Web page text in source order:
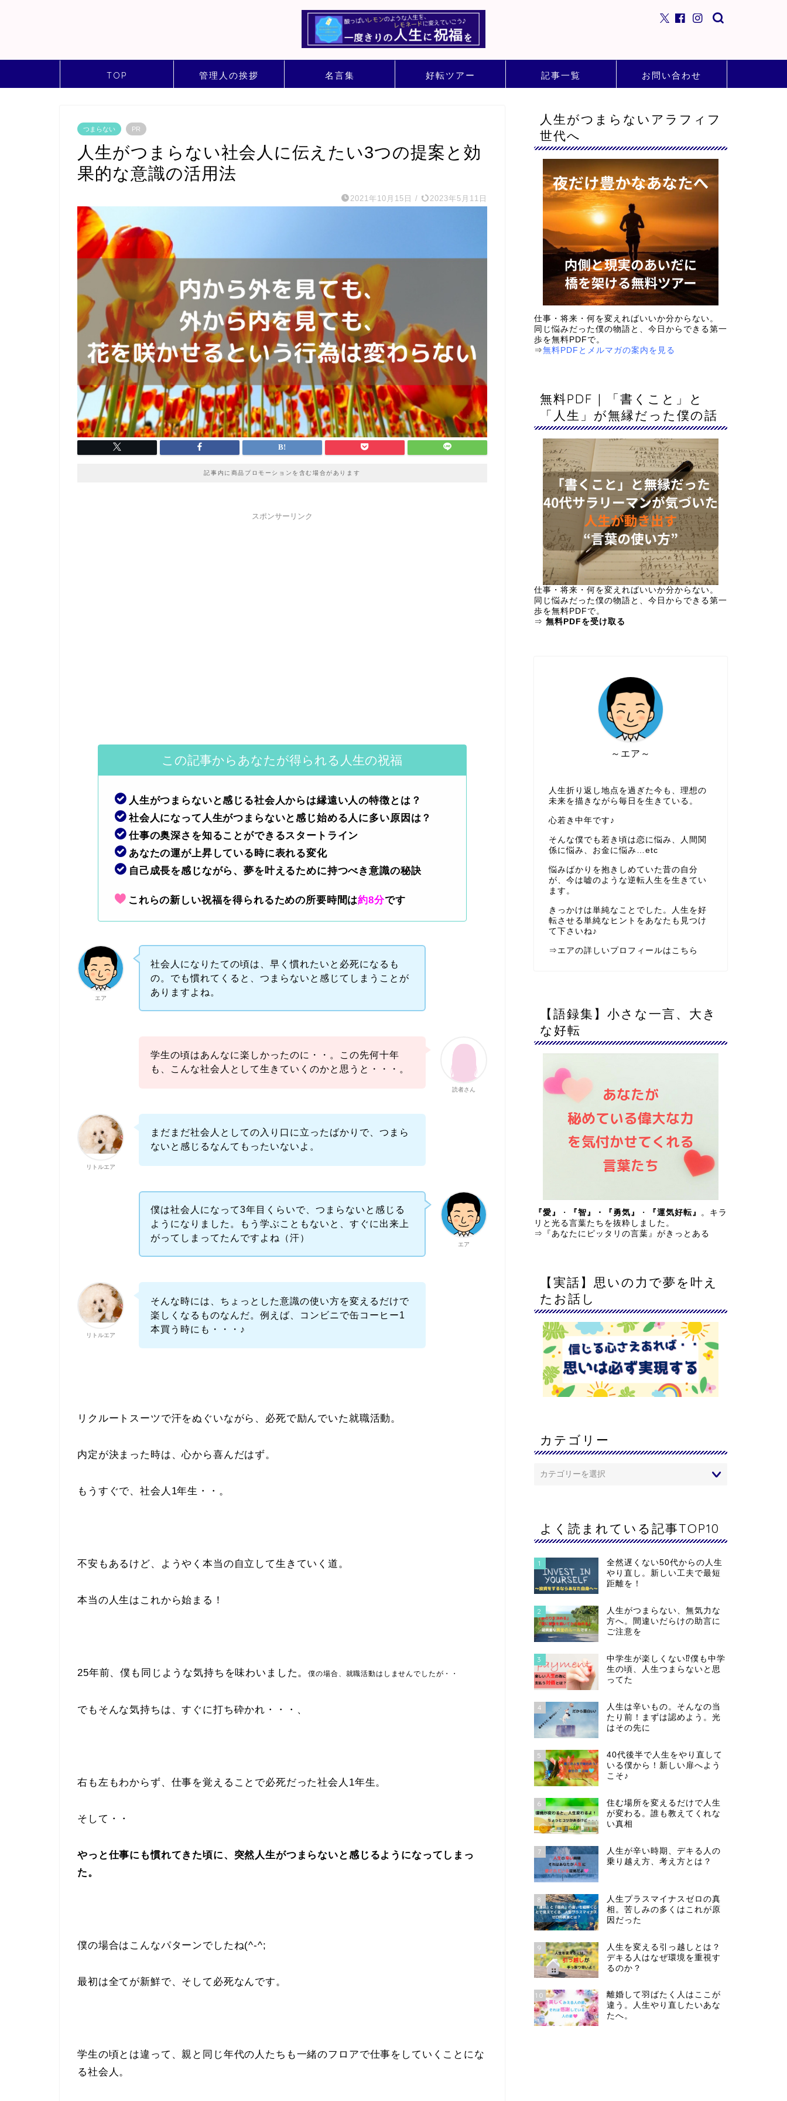
TOP 管理人の挨拶 名言集 好転ツアー 記事一覧 お問い合わせ
つまらない PR
人生がつまらない社会人に伝えたい3つの提案と効
果的な意識の活用法
2021年10月15日 / 2023年5月11日
記事内に商品プロモーションを含む場合があります
スポンサーリンク
この記事からあなたが得られる人生の祝福
人生がつまらないと感じる社会人からは縁遠い人の特徴とは？
社会人になって人生がつまらないと感じ始める人に多い原因は？
仕事の奥深さを知ることができるスタートライン
あなたの運が上昇している時に表れる変化
自己成長を感じながら、夢を叶えるために持つべき意識の秘訣
これらの新しい祝福を得られるための所要時間は約8分です
エア
社会人になりたての頃は、早く慣れたいと必死になるも
の。でも慣れてくると、つまらないと感じてしまうことが
ありますよね。
読者さん
学生の頃はあんなに楽しかったのに・・。この先何十年
も、こんな社会人として生きていくのかと思うと・・・。
リトルエア
まだまだ社会人としての入り口に立ったばかりで、つまら
ないと感じるなんてもったいないよ。
エア
僕は社会人になって3年目くらいで、つまらないと感じる
ようになりました。もう学ぶこともないと、すぐに出来上
がってしまってたんですよね（汗）
リトルエア
そんな時には、ちょっとした意識の使い方を変えるだけで
楽しくなるものなんだ。例えば、コンビニで缶コーヒー1
本買う時にも・・・♪
リクルートスーツで汗をぬぐいながら、必死で励んでいた就職活動。
内定が決まった時は、心から喜んだはず。
もうすぐで、社会人1年生・・。
不安もあるけど、ようやく本当の自立して生きていく道。
本当の人生はこれから始まる！
25年前、僕も同じような気持ちを味わいました。僕の場合、就職活動はしませんでしたが・・
でもそんな気持ちは、すぐに打ち砕かれ・・・、
右も左もわからず、仕事を覚えることで必死だった社会人1年生。
そして・・
やっと仕事にも慣れてきた頃に、突然人生がつまらないと感じるようになってしまっ
た。
僕の場合はこんなパターンでしたね(^-^;
最初は全てが新鮮で、そして必死なんです。
学生の頃とは違って、親と同じ年代の人たちも一緒のフロアで仕事をしていくことにな
る社会人。
人生がつまらないアラフィフ
世代へ
仕事・将来・何を変えればいいか分からない。
同じ悩みだった僕の物語と、今日からできる第一
歩を無料PDF で。
⇒無料PDFとメルマガの案内を見る
無料PDF｜「書くこと」と
「人生」が無縁だった僕の話
仕事・将来・何を変えればいいか分からない。
同じ悩みだった僕の物語と、今日からできる第一
歩を無料PDF で。
⇒ 無料PDFを受け取る
～エア～
人生折り返し地点を過ぎた今も、理想の
未来を描きながら毎日を生きている。
心若き中年です♪
そんな僕でも若き頃は恋に悩み、人間関
係に悩み、お金に悩み…etc
悩みばかりを抱きしめていた昔の自分
が、今は嘘のような逆転人生を生きてい
ます。
きっかけは単純なことでした。人生を好
転させる単純なヒントをあなたも見つけ
て下さいね♪
⇒ エアの詳しいプロフィールはこちら
【語録集】小さな一言、大き
な好転
『愛』 ・ 『智』・『勇気』 ・ 『運気好転』 。キラ
リと光る言葉たちを抜粋しました。
⇒
『あなたにピッタリの言葉』がきっとある
【実話】思いの力で夢を叶え
たお話し
カテゴリー
よく読まれている記事TOP10
1
全然遅くない50代からの人生
やり直し。新しい工夫で最短
距離を！
2
人生がつまらない、無気力な
方へ。間違いだらけの助言に
ご注意を
3
中学生が楽しくない⁉僕も中学
生の頃、人生つまらないと思
ってた
4
人生は辛いもの。そんなの当
たり前！まずは認めよう。光
はその先に
5
40代後半で人生をやり直して
いる僕から！新しい扉へよう
こそ♪
6
住む場所を変えるだけで人生
が変わる。誰も教えてくれな
い真相
7
人生が辛い時期、デキる人の
乗り越え方、考え方とは？
8
人生プラスマイナスゼロの真
相。苦しみの多くはこれが原
因だった
9
人生を変える引っ越しとは？
デキる人はなぜ環境を重視す
るのか？
10
離婚して羽ばたく人はここが
違う。人生やり直したいあな
たへ。